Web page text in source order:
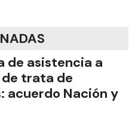
de asistencia a
trata de
acuerdo Nación y